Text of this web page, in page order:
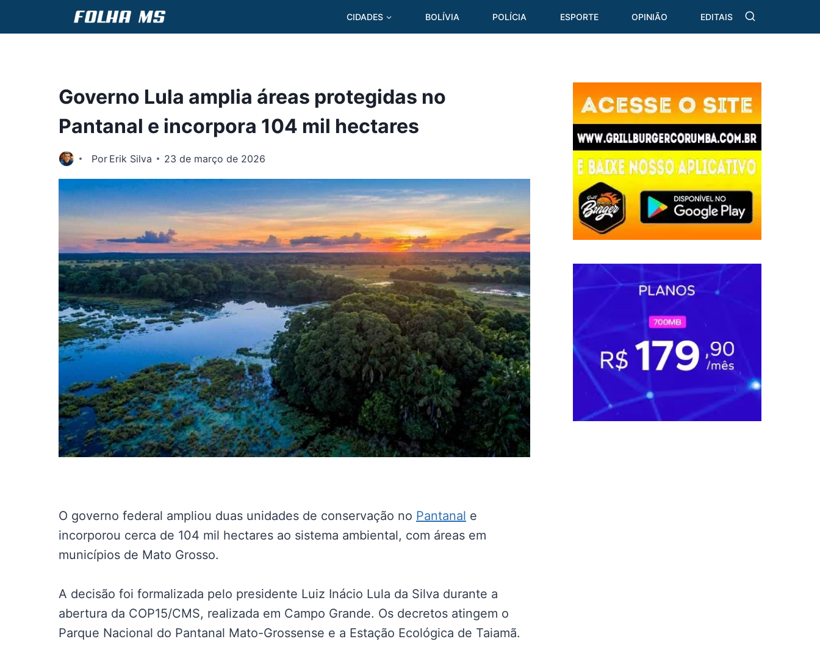
CIDADES BOLÍVIA POLÍCIA ESPORTE OPINIÃO EDITAIS
Governo Lula amplia áreas protegidas no
Pantanal e incorpora 104 mil hectares
Por Erik Silva 23 de março de 2026
O governo federal ampliou duas unidades de conservação no Pantanal e
incorporou cerca de 104 mil hectares ao sistema ambiental, com áreas em
municípios de Mato Grosso.
A decisão foi formalizada pelo presidente Luiz Inácio Lula da Silva durante a
abertura da COP15/CMS, realizada em Campo Grande. Os decretos atingem o
Parque Nacional do Pantanal Mato-Grossense e a Estação Ecológica de Taiamã.